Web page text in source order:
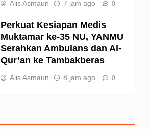
Alis Asmaun 7 jam ago 0
Perkuat Kesiapan Medis
Muktamar ke-35 NU, YANMU
Serahkan Ambulans dan Al-
Qur’an ke Tambakberas
Alis Asmaun 8 jam ago 0